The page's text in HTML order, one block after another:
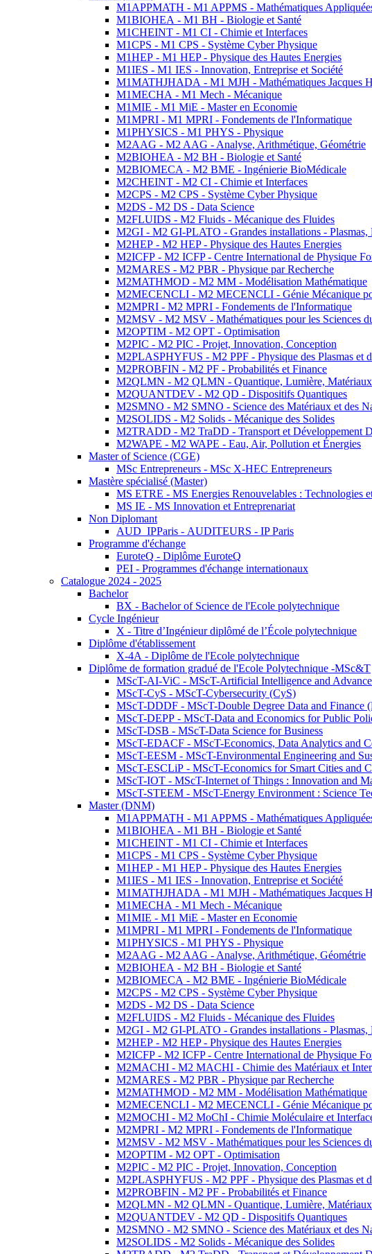
M1APPMATH - M1 APPMS - Mathématiques
M1BIOHEA - M1 BH - Biologie et Santé
M1CHEINT - M1 CI - Chimie et Interfaces
M1CPS - M1 CPS - Système Cyber Physique
M1HEP - M1 HEP - Physique des Hautes Energies
M1IES - M1 IES - Innovation, Entreprise et Société
M1MATHJHADA - M1 MJH - Mathématiques Jacques
M1MECHA - M1 Mech - Mécanique
M1MIE - M1 MiE - Master en Economie
M1MPRI - M1 MPRI - Fondements de l'Informatique
M1PHYSICS - M1 PHYS - Physique
M2AAG - M2 AAG - Analyse, Arithmétique, Géométrie
M2BIOHEA - M2 BH - Biologie et Santé
M2BIOMECA - M2 BME - Ingénierie BioMédicale
M2CHEINT - M2 CI - Chimie et Interfaces
M2CPS - M2 CPS - Système Cyber Physique
M2DS - M2 DS - Data Science
M2FLUIDS - M2 Fluids - Mécanique des Fluides
M2GI - M2 GI-PLATO - Grandes installations - Plasmas,
M2HEP - M2 HEP - Physique des Hautes Energies
M2ICFP - M2 ICFP - Centre International de Physique
M2MARES - M2 PBR - Physique par Recherche
M2MATHMOD - M2 MM - Modélisation Mathématique
M2MECENCLI - M2 MECENCLI - Génie Mécanique
M2MPRI - M2 MPRI - Fondements de l'Informatique
M2MSV - M2 MSV - Mathématiques pour les Sciences
M2OPTIM - M2 OPT - Optimisation
M2PIC - M2 PIC - Projet, Innovation, Conception
M2PLASPHYFUS - M2 PPF - Physique des Plasmas et
M2PROBFIN - M2 PF - Probabilités et Finance
M2QLMN - M2 QLMN - Quantique, Lumière, Matériaux
M2QUANTDEV - M2 QD - Dispositifs Quantiques
M2SMNO - M2 SMNO - Science des Matériaux et des
M2SOLIDS - M2 Solids - Mécanique des Solides
M2TRADD - M2 TraDD - Transport et Développement
M2WAPE - M2 WAPE - Eau, Air, Pollution et Énergies
Master of Science (CGE)
MSc Entrepreneurs - MSc X-HEC Entrepreneurs
Mastère spécialisé (Master)
MS ETRE - MS Energies Renouvelables : Technologies
MS IE - MS Innovation et Entreprenariat
Non Diplomant
AUD_IPParis - AUDITEURS - IP Paris
Programme d'échange
EuroteQ - Diplôme EuroteQ
PEI - Programmes d'échange internationaux
Catalogue 2024 - 2025
Bachelor
BX - Bachelor of Science de l'Ecole polytechnique
Cycle Ingénieur
X - Titre d’Ingénieur diplômé de l’École polytechnique
Diplôme d'établissement
X-4A - Diplôme de l'Ecole polytechnique
Diplôme de formation gradué de l'Ecole Polytechnique -MSc&T
MScT-AI-ViC - MScT-Artificial Intelligence and
MScT-CyS - MScT-Cybersecurity (CyS)
MScT-DDDF - MScT-Double Degree Data and Finance
MScT-DEPP - MScT-Data and Economics for Public
MScT-DSB - MScT-Data Science for Business
MScT-EDACF - MScT-Economics, Data Analytics and
MScT-EESM - MScT-Environmental Engineering and
MScT-ESCLiP - MScT-Economics for Smart Cities and
MScT-IOT - MScT-Internet of Things : Innovation and
MScT-STEEM - MScT-Energy Environment : Science
Master (DNM)
M1APPMATH - M1 APPMS - Mathématiques
M1BIOHEA - M1 BH - Biologie et Santé
M1CHEINT - M1 CI - Chimie et Interfaces
M1CPS - M1 CPS - Système Cyber Physique
M1HEP - M1 HEP - Physique des Hautes Energies
M1IES - M1 IES - Innovation, Entreprise et Société
M1MATHJHADA - M1 MJH - Mathématiques Jacques
M1MECHA - M1 Mech - Mécanique
M1MIE - M1 MiE - Master en Economie
M1MPRI - M1 MPRI - Fondements de l'Informatique
M1PHYSICS - M1 PHYS - Physique
M2AAG - M2 AAG - Analyse, Arithmétique, Géométrie
M2BIOHEA - M2 BH - Biologie et Santé
M2BIOMECA - M2 BME - Ingénierie BioMédicale
M2CPS - M2 CPS - Système Cyber Physique
M2DS - M2 DS - Data Science
M2FLUIDS - M2 Fluids - Mécanique des Fluides
M2GI - M2 GI-PLATO - Grandes installations - Plasmas,
M2HEP - M2 HEP - Physique des Hautes Energies
M2ICFP - M2 ICFP - Centre International de Physique
M2MACHI - M2 MACHI - Chimie des Matériaux et
M2MARES - M2 PBR - Physique par Recherche
M2MATHMOD - M2 MM - Modélisation Mathématique
M2MECENCLI - M2 MECENCLI - Génie Mécanique
M2MOCHI - M2 MoChI - Chimie Moléculaire et
M2MPRI - M2 MPRI - Fondements de l'Informatique
M2MSV - M2 MSV - Mathématiques pour les Sciences
M2OPTIM - M2 OPT - Optimisation
M2PIC - M2 PIC - Projet, Innovation, Conception
M2PLASPHYFUS - M2 PPF - Physique des Plasmas et
M2PROBFIN - M2 PF - Probabilités et Finance
M2QLMN - M2 QLMN - Quantique, Lumière, Matériaux
M2QUANTDEV - M2 QD - Dispositifs Quantiques
M2SMNO - M2 SMNO - Science des Matériaux et des
M2SOLIDS - M2 Solids - Mécanique des Solides